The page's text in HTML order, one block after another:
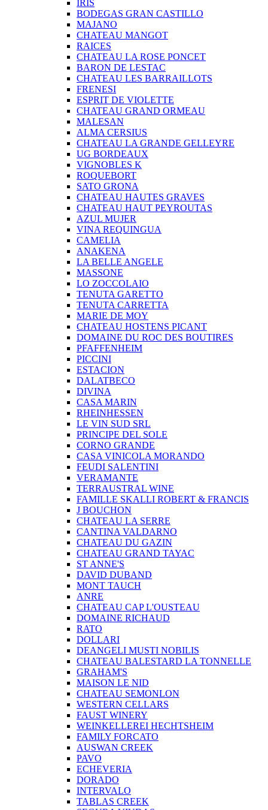
IRIS
BODEGAS GRAN CASTILLO
MAJANO
CHATEAU MANGOT
RAICES
CHATEAU LA ROSE PONCET
BARON DE LESTAC
CHATEAU LES BARRAILLOTS
FRENESI
ESPRIT DE VIOLETTE
CHATEAU GRAND ORMEAU
MALESAN
ALMA CERSIUS
CHATEAU LA GRANDE GELLEYRE
UG BORDEAUX
VIGNOBLES K
ROQUEBORT
SATO GRONA
CHATEAU HAUTES GRAVES
CHATEAU HAUT PEYROUTAS
AZUL MUJER
VINA REQUINGUA
CAMELIA
ANAKENA
LA BELLE ANGELE
MASSONE
LO ZOCCOLAIO
TENUTA GARETTO
TENUTA CARRETTA
MARIE DE MOY
CHATEAU HOSTENS PICANT
DOMAINE DU ROC DES BOUTIRES
PFAFFENHEIM
PICCINI
ESTACION
DALATBECO
DIVINA
CASA MARIN
RHEINHESSEN
LE VIN SUD SRL
PRINCIPE DEL SOLE
CORNO GRANDE
CASA VINICOLA MORANDO
FEUDI SALENTINI
VERAMANTE
TERRAUSTRAL WINE
FAMILLE SKALLI ROBERT & FRANCIS
J BOUCHON
CHATEAU LA SERRE
CANTINA VALDARNO
CHATEAU DU GAZIN
CHATEAU GRAND TAYAC
ST ANNE'S
DAVID DUBAND
MONT TAUCH
ANRE
CHATEAU CAP L'OUSTEAU
DOMAINE RICHAUD
RATO
DOLLARI
DEANGELI MUSTI NOBILIS
CHATEAU BALESTARD LA TONNELLE
GRAHAM'S
MAISON LE NID
CHATEAU SEMONLON
WESTERN CELLARS
FAUST WINERY
WEINKELLEREI HECHTSHEIM
FAMILY FORCATO
AUSWAN CREEK
PAVO
ECHEVERIA
DORADO
INTERVALO
TABLAS CREEK